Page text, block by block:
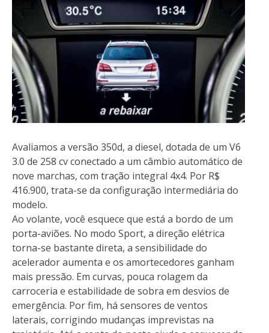
Avaliamos a versão 350d, a diesel, dotada de um V6
3.0 de 258 cv conectado a um câmbio automático de
nove marchas, com tração integral 4x4. Por R$
416.900, trata-se da configuração intermediária do
modelo.
Ao volante, você esquece que está a bordo de um
porta-aviões. No modo Sport, a direção elétrica
torna-se bastante direta, a sensibilidade do
acelerador aumenta e os amortecedores ganham
mais pressão. Em curvas, pouca rolagem da
carroceria e estabilidade de sobra em desvios de
emergência. Por fim, há sensores de ventos
laterais, corrigindo mudanças imprevistas na